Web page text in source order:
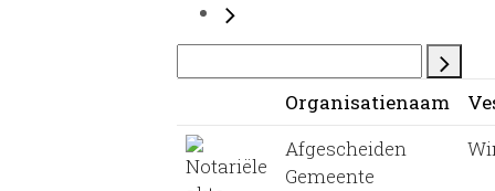
Organisatienaam
Afgescheiden
Gemeente